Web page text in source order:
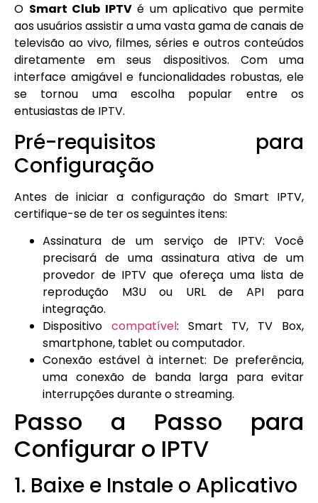
O Smart Club IPTVé um aplicativo que permite
aos usuários assistir a uma vasta gama de canais de
televisão ao vivo, filmes, séries e outros conteúdos
diretamente em seus dispositivos. Com uma
interface amigável e funcionalidades robustas, ele
se tornou uma escolha popular entre os
entusiastas de IPTV.
Pré-requisitos para
Configuração
Antes de iniciar a configuração do Smart IPTV,
certifique-se de ter os seguintes itens:
Assinatura de um serviço de IPTV: Você
precisará de uma assinatura ativa de um
provedor de IPTV que ofereça uma lista de
reprodução M3U ou URL de API para
integração.
Dispositivo compatível: Smart TV, TV Box,
smartphone, tablet ou computador.
Conexão estável à internet: De preferência,
uma conexão de banda larga para evitar
interrupções durante o streaming.
Passo a Passo para
Configurar o IPTV
1. Baixe e Instale o Aplicativo